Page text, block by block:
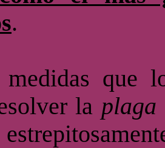
.
que
la plaga